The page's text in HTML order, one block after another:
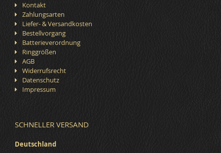
Kontakt
Zahlungsarten
Liefer- & Versandkosten
Bestellvorgang
Batterieverordnung
Ringgrößen
AGB
Widerrufsrecht
Datenschutz
Impressum
SCHNELLER VERSAND
Deutschland